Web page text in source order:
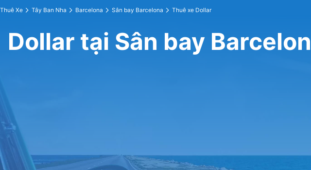
Thuê Xe Tây Ban Nha Barcelona Sân bay Barcelona Thuê xe Dollar
Dollar tại Sân bay